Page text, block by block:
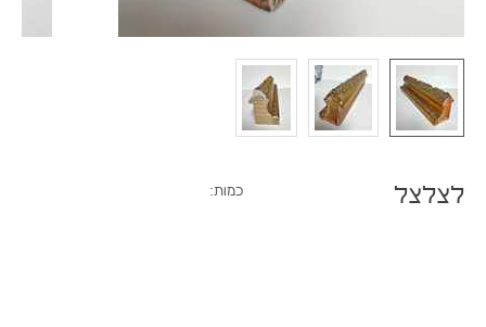
לצלצל כמות: